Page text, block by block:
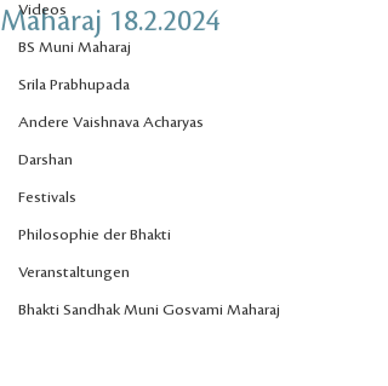
Videos
BS Muni Maharaj
Srila Prabhupada
Andere Vaishnava Acharyas
Darshan
Festivals
Philosophie der Bhakti
Veranstaltungen
Bhakti Sandhak Muni Gosvami Maharaj
Maharaj 18.2.2024